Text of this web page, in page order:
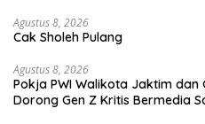
Agustus 8, 2026
Cak Sholeh Pulang
Agustus 8, 2026
Pokja PWI Walikota Jaktim dan
Dorong Gen Z Kritis Bermedia